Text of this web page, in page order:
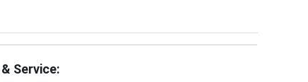
Service: